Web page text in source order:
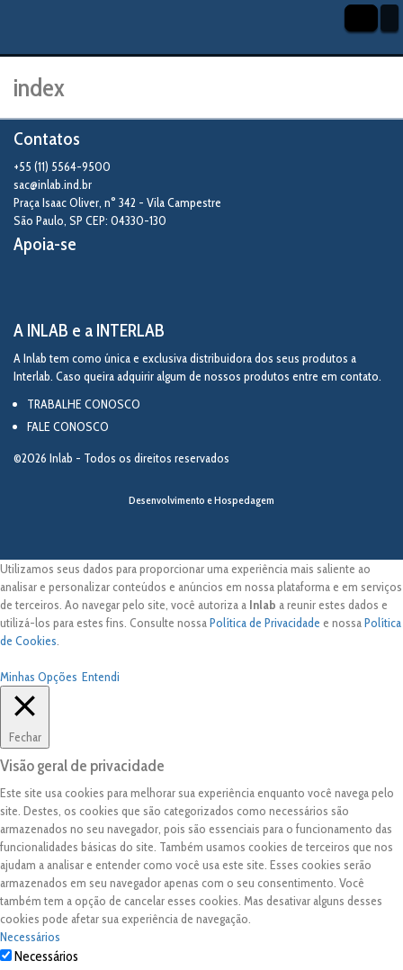
index
Contatos
+55 (11) 5564-9500
sac@inlab.ind.br
Praça Isaac Oliver, n° 342 - Vila Campestre
São Paulo SP CEP: 04330-130
Apoia-se
A INLAB e a INTERLAB
A Inlab tem como única e exclusiva distribuidora dos seus produtos a
Interlab. Caso queira adquirir algum de nossos produtos entre em contato.
TRABALHE CONOSCO
FALE CONOSCO
©2026 Inlab - Todos os direitos reservados
Desenvolvimento e Hospedagem
Utilizamos seus dados para proporcionar uma experiência mais saliente ao
analisar e personalizar conteúdos e anúncios em nossa plataforma e em serviços
de terceiros. Ao navegar pelo site, você autoriza a Inlab a reunir estes dados e
utilizá-los para estes fins. Consulte nossaPolítica de Privacidade e nossaPolítica
de Cookies
Minhas Opções Entendi
Fechar
Visão geral de privacidade
Este site usa cookies para melhorar sua experiência enquanto você navega pelo
site. Destes, os cookies que são categorizados como necessários são
armazenados no seu navegador, pois são essenciais para o funcionamento das
funcionalidades básicas do site. Também usamos cookies de terceiros que nos
ajudam a analisar e entender como você usa este site. Esses cookies serão
armazenados em seu navegador apenas com o seu consentimento. Você
também tem a opção de cancelar esses cookies. Mas desativar alguns desses
cookies pode afetar sua experiência de navegação.
Necessários
Necessários